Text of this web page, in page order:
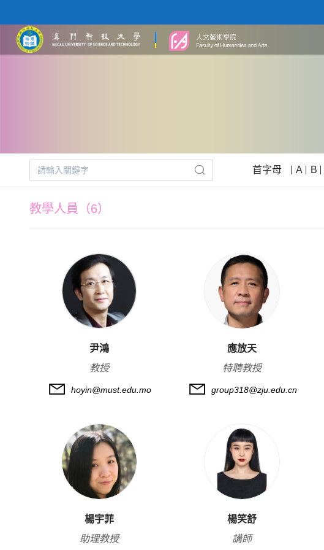
首字母 A B
教學人員（6）
尹鴻
教授
hoyin@must.edu.mo
應放天
特聘教授
group318@zju.edu.cn
楊宇菲
助理教授
楊笑舒
講師